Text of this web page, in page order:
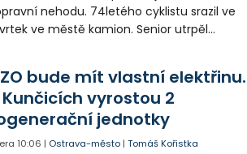
nehodu. 74letého cyklistu srazil ve
ve městě kamion. Senior utrpěl
případné svědky.
bude mít vlastní elektřinu.
Kunčicích vyrostou 2
jednotky
10:06 | Ostrava-město |Tomáš Kořistka